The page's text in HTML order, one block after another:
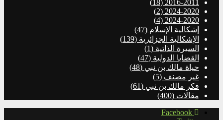
2016-2011
(18)
2024-2020
(2)
2024-2020
(4)
إشكالية الإسلام (47)
الإشكالية الجزائرية (139)
السيرة الذاتية (1)
القضايا الدولية (47)
حياة مالك بن نبي (48)
غير مصنف (5)
فكر مالك بن نبي (61)
مقالات (400)
Facebook